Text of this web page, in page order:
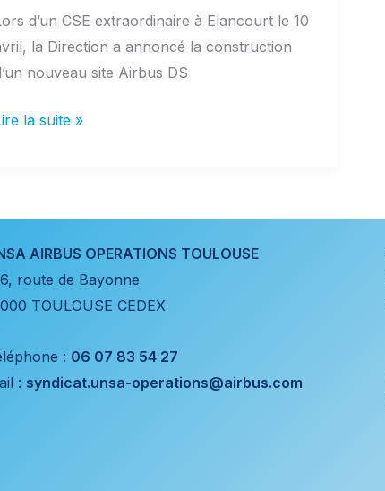
d’un CSE extraordinaire à Elancourt le 10
la Direction a annoncé la construction
nouveau site Airbus DS
04/25: Déménagement
la suite »
AIRBUS OPERATIONS TOULOUSE
route de Bayonne
TOULOUSE CEDEX
: 06 07 83 54 27
: syndicat.unsa-operations@airbus.com